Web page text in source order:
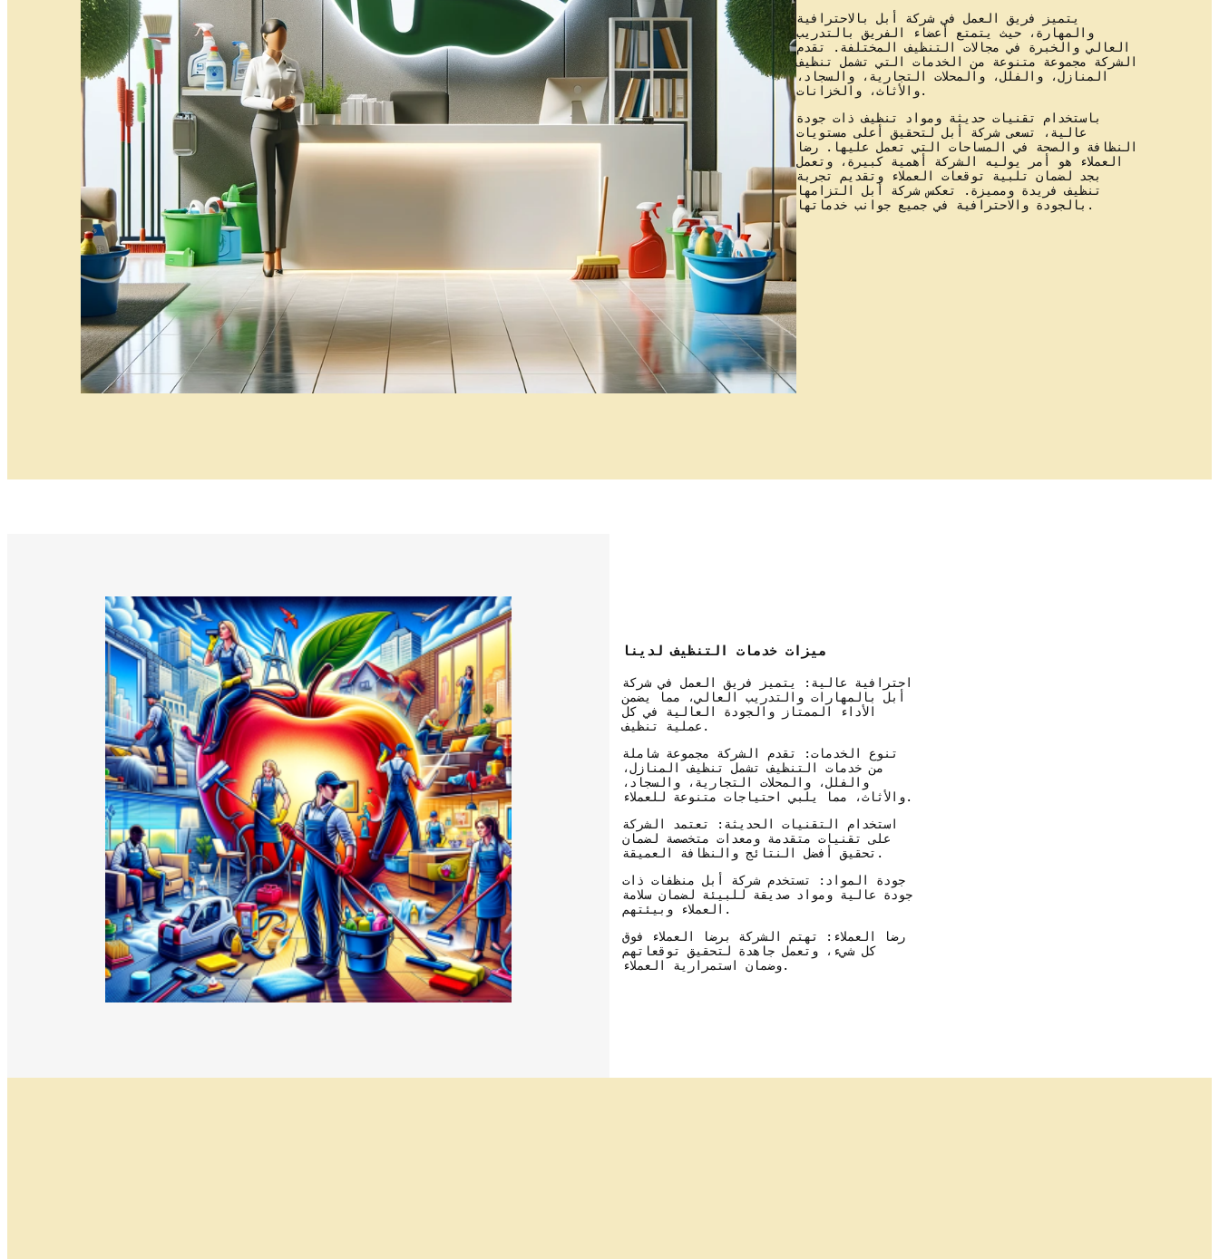
يتميز فريق العمل في شركة أبل بالاحترافية
والمهارة، حيث يتمتع أعضاء الفريق بالتدريب
العالي والخبرة في مجالات التنظيف المختلفة. تقدم
الشركة مجموعة متنوعة من الخدمات التي تشمل تنظيف
المنازل، والفلل، والمحلات التجارية، والسجاد،
والأثاث، والخزانات.
باستخدام تقنيات حديثة ومواد تنظيف ذات جودة
عالية، تسعى شركة أبل لتحقيق أعلى مستويات
النظافة والصحة في المساحات التي تعمل عليها. رضا
العملاء هو أمر يوليه الشركة أهمية كبيرة، وتعمل
بجد لضمان تلبية توقعات العملاء وتقديم تجربة
تنظيف فريدة ومميزة. تعكس شركة أبل التزامها
بالجودة والاحترافية في جميع جوانب خدماتها.
ميزات خدمات التنظيف لدينا
احترافية عالية: يتميز فريق العمل في شركة
أبل بالمهارات والتدريب العالي، مما يضمن
الأداء الممتاز والجودة العالية في كل
عملية تنظيف.
تنوع الخدمات: تقدم الشركة مجموعة شاملة
من خدمات التنظيف تشمل تنظيف المنازل،
والفلل، والمحلات التجارية، والسجاد،
والأثاث، مما يلبي احتياجات متنوعة للعملاء.
استخدام التقنيات الحديثة: تعتمد الشركة
على تقنيات متقدمة ومعدات متخصصة لضمان
تحقيق أفضل النتائج والنظافة العميقة.
جودة المواد: تستخدم شركة أبل منظفات ذات
جودة عالية ومواد صديقة للبيئة لضمان سلامة
العملاء وبيئتهم.
رضا العملاء: تهتم الشركة برضا العملاء فوق
كل شيء، وتعمل جاهدة لتحقيق توقعاتهم
وضمان استمرارية العملاء.